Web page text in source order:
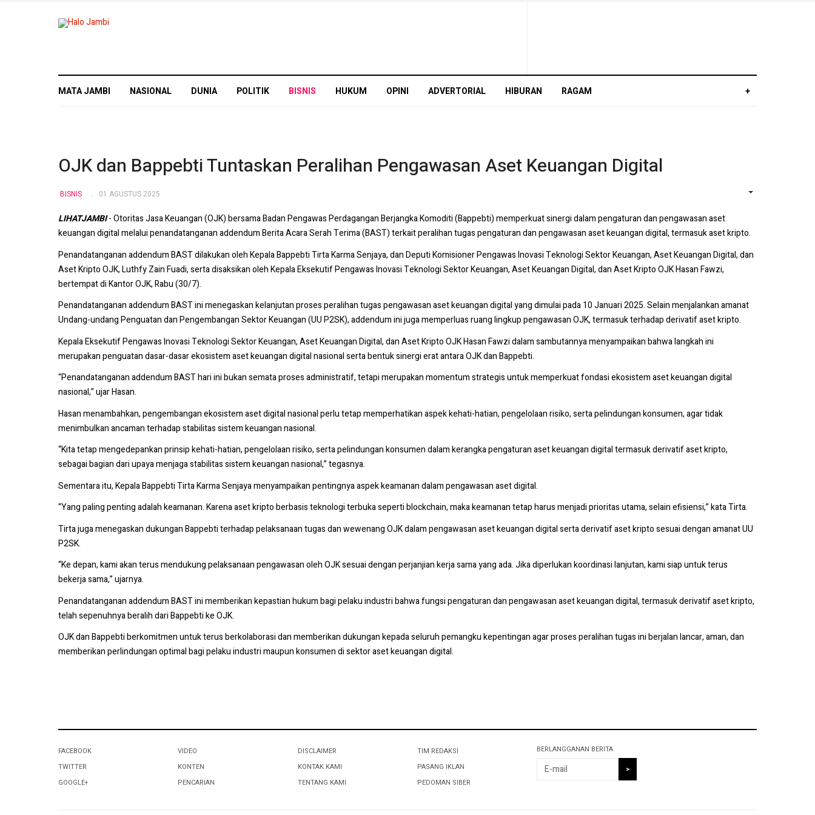
MATA JAMBI NASIONAL DUNIA POLITIK BISNIS HUKUM OPINI ADVERTORIAL HIBURAN RAGAM +
OJK dan Bappebti Tuntaskan Peralihan Pengawasan Aset Keuangan Digital
BISNIS 01 AGUSTUS 2025
LIHATJAMBI- Otoritas Jasa Keuangan (OJK) bersama Badan Pengawas Perdagangan Berjangka Komoditi (Bappebti) memperkuat sinergi dalam pengaturan dan pengawasan aset
keuangan digital melalui penandatanganan addendum Berita Acara Serah Terima (BAST) terkait peralihan tugas pengaturan dan pengawasan aset keuangan digital, termasuk aset kripto.
Penandatanganan addendum BAST dilakukan oleh Kepala Bappebti Tirta Karma Senjaya, dan Deputi Komisioner Pengawas Inovasi Teknologi Sektor Keuangan, Aset Keuangan Digital, dan
Aset Kripto OJK, Luthfy Zain Fuadi, serta disaksikan oleh Kepala Eksekutif Pengawas Inovasi Teknologi Sektor Keuangan, Aset Keuangan Digital, dan Aset Kripto OJK Hasan Fawzi,
bertempat di Kantor OJK, Rabu (30/7).
Penandatanganan addendum BAST ini menegaskan kelanjutan proses peralihan tugas pengawasan aset keuangan digital yang dimulai pada 10 Januari 2025. Selain menjalankan amanat
Undang-undang Penguatan dan Pengembangan Sektor Keuangan (UU P2SK), addendum ini juga memperluas ruang lingkup pengawasan OJK, termasuk terhadap derivatif aset kripto.
Kepala Eksekutif Pengawas Inovasi Teknologi Sektor Keuangan, Aset Keuangan Digital, dan Aset Kripto OJK Hasan Fawzi dalam sambutannya menyampaikan bahwa langkah ini
merupakan penguatan dasar-dasar ekosistem aset keuangan digital nasional serta bentuk sinergi erat antara OJK dan Bappebti.
“Penandatanganan addendum BAST hari ini bukan semata proses administratif, tetapi merupakan momentum strategis untuk memperkuat fondasi ekosistem aset keuangan digital
nasional,” ujar Hasan.
Hasan menambahkan, pengembangan ekosistem aset digital nasional perlu tetap memperhatikan aspek kehati-hatian, pengelolaan risiko, serta pelindungan konsumen, agar tidak
menimbulkan ancaman terhadap stabilitas sistem keuangan nasional.
“Kita tetap mengedepankan prinsip kehati-hatian, pengelolaan risiko, serta pelindungan konsumen dalam kerangka pengaturan aset keuangan digital termasuk derivatif aset kripto,
sebagai bagian dari upaya menjaga stabilitas sistem keuangan nasional,” tegasnya.
Sementara itu, Kepala Bappebti Tirta Karma Senjaya menyampaikan pentingnya aspek keamanan dalam pengawasan aset digital.
“Yang paling penting adalah keamanan. Karena aset kripto berbasis teknologi terbuka seperti blockchain, maka keamanan tetap harus menjadi prioritas utama, selain efisiensi,” kata Tirta.
Tirta juga menegaskan dukungan Bappebti terhadap pelaksanaan tugas dan wewenang OJK dalam pengawasan aset keuangan digital serta derivatif aset kripto sesuai dengan amanat UU
P2SK.
“Ke depan, kami akan terus mendukung pelaksanaan pengawasan oleh OJK sesuai dengan perjanjian kerja sama yang ada. Jika diperlukan koordinasi lanjutan, kami siap untuk terus
bekerja sama,” ujarnya.
Penandatanganan addendum BAST ini memberikan kepastian hukum bagi pelaku industri bahwa fungsi pengaturan dan pengawasan aset keuangan digital, termasuk derivatif aset kripto,
telah sepenuhnya beralih dari Bappebti ke OJK.
OJK dan Bappebti berkomitmen untuk terus berkolaborasi dan memberikan dukungan kepada seluruh pemangku kepentingan agar proses peralihan tugas ini berjalan lancar, aman, dan
memberikan perlindungan optimal bagi pelaku industri maupun konsumen di sektor aset keuangan digital.
FACEBOOK
TWITTER
GOOGLE+
VIDEO
KONTEN
PENCARIAN
DISCLAIMER
KONTAK KAMI
TENTANG KAMI
TIM REDAKSI
PASANG IKLAN
PEDOMAN SIBER
BERLANGGANAN BERITA